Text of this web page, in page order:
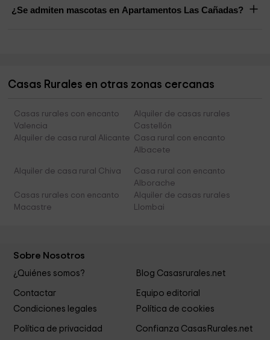
¿Se admiten mascotas en Apartamentos Las Cañadas?
Casas Rurales en otras zonas cercanas
Casas rurales con encanto
Valencia
Alquiler de casas rurales
Castellón
Alquiler de casa rural Alicante Casa rural con encanto
Albacete
Alquiler de casa rural Chiva
Casa rural con encanto
Alborache
Casas rurales con encanto
Macastre
Alquiler de casas rurales
Llombai
Sobre Nosotros
¿Quiénes somos? Blog Casasrurales.net
Contactar
Equipo editorial
Condiciones legales
Política de cookies
Política de privacidad Confianza CasasRurales.net